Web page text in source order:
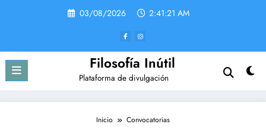
03/08/2026 2:41:21 AM
Filosofía Inútil
Plataforma de divulgación
Inicio Convocatorias